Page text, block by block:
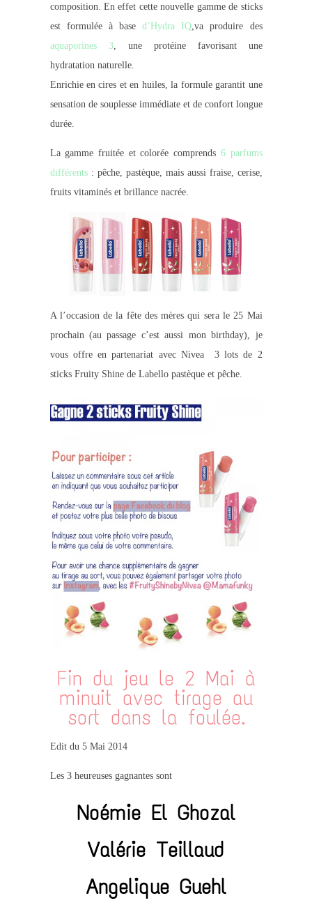
composition. En effet cette nouvelle gamme de sticks
est formulée à based’Hydra IQ ,va produire des
aquaporines 3, une protéine favorisant une
hydratation naturelle.
Enrichie en cires et en huiles, la formule garantit une
sensation de souplesse immédiate et de confort longue
durée.
La gamme fruitée et colorée comprends 6 parfums
différents: pêche, pastèque, mais aussi fraise, cerise,
fruits vitaminés et brillance nacrée.
A l’occasion de la fête des mères qui sera le 25 Mai
prochain (au passage c’est aussi mon birthday), je
vous offre en partenariat avec Nivea 3 lots de 2
sticks Fruity Shine de Labello pastèque et pêche.
Fin du jeu le 2 Mai à
minuit avec tirage au
sort dans la foulée.
Edit du 5 Mai 2014
Les 3 heureuses gagnantes sont
Noémie El Ghozal
Valérie Teillaud
Angelique Guehl